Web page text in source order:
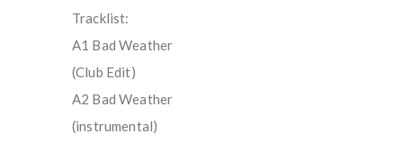
Tracklist:
A1 Bad Weather
(Club Edit)
A2 Bad Weather
(instrumental)